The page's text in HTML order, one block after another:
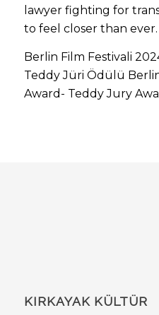
lawyer fighting for
to feel closer than ever.
Berlin Film Festivali
Teddy Jüri Ödülü
Award- Teddy Jury
KIRKAYAK KÜLTÜR